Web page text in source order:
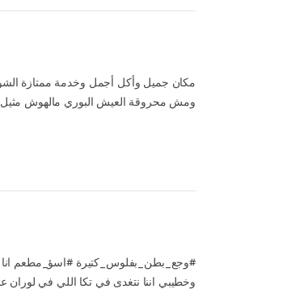
مكان جميل وأكل أجمل وخدمة ممتازة
ومش محروقة العيش البوري مالهوش مثيل
#‏وجع_بطن_بفلوس_كتيرة‬ ‫#‏اسؤ_مطعم‬ انا
وخطيبي اننا نتغدى في تكا اللي في لوران